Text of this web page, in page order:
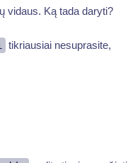
vidaus. Ką tada daryti?
tikriausiai nesuprasite,